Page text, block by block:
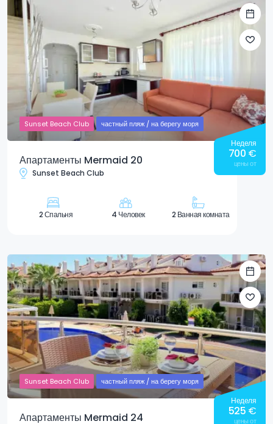
Sunset Beach Club частный пляж / на берегу моря
Апартаменты Mermaid 20
Sunset Beach Club
Неделя
700 €
цены от
2 Спальня 4 Человек 2 Ванная комната
Sunset Beach Club частный пляж / на берегу моря
Апартаменты Mermaid 24
Неделя
525 €
цены от